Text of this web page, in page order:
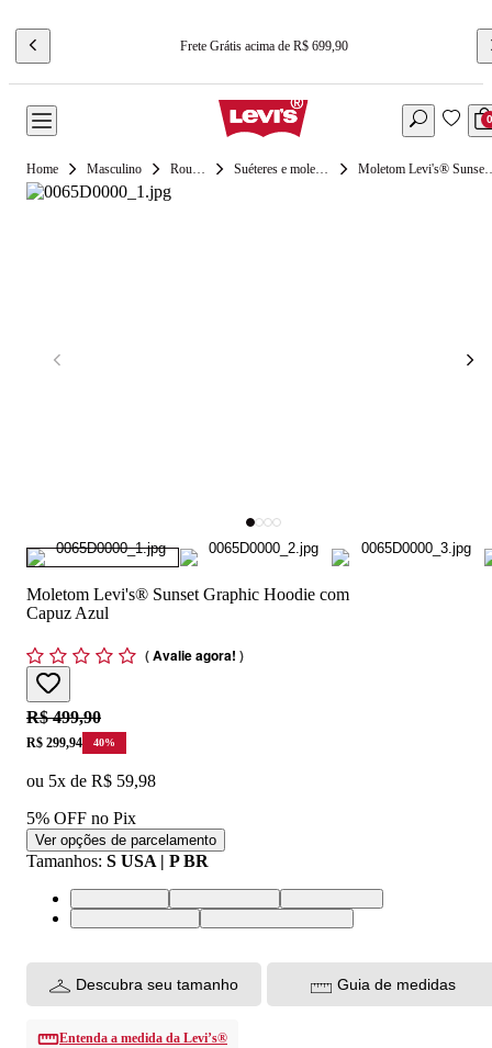
Frete Grátis acima de R$ 699,90
0
Masculino Roupas Suéteres e moletons Moletom Levi's®
Moletom Levi's® Sunset Graphic Hoodie com
Capuz Azul
(Avalie agora! )
Original price:
R$ 499,90
Price:
R$ 299,94 40%
ou 5x de R$ 59,98
5% OFF no Pix
Ver opções de parcelamento
Tamanhos: S USA | P BR
S USA | P BRM USA | M BRL USA | G BR
XL USA | GG BRXXL USA | EGG BR
Descubra seu tamanho Guia de medidas
Entenda a medida da Levi’s®